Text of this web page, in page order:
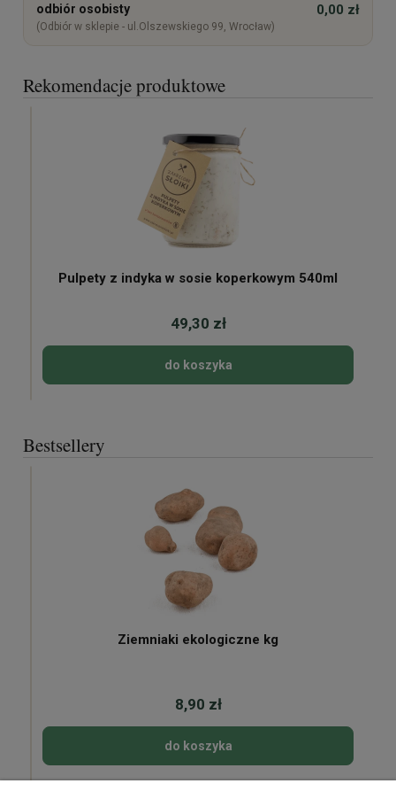
odbiór osobisty
(Odbiór w sklepie - ul.Olszewskiego 99, Wrocław)
0,00 zł
Rekomendacje produktowe
Pulpety z indyka w sosie koperkowym 540ml
49,30 zł
do koszyka
Bestsellery
Ziemniaki ekologiczne kg
8,90 zł
do koszyka